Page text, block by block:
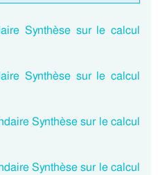
Synthèse sur le calcul
Synthèse sur le calcul
Synthèse sur le calcul
Synthèse sur le calcul